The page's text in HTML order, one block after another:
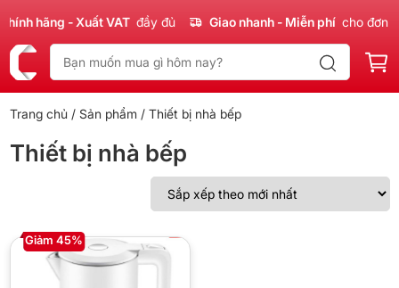
hãng - Xuất VAT đầy đủ Giao nhanh - Miễn phí cho đơn
Trang chủ / Sản phẩm / Thiết bị nhà bếp
Thiết bị nhà bếp
Giảm 45%